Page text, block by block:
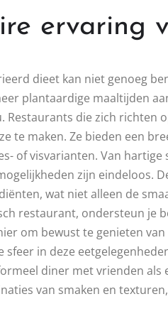
ervaring
dieet kan niet genoeg
plantaardige maaltijden
Restaurants die zich richten
te maken. Ze bieden een
of visvarianten. Van
zijn eindeloos.
wat niet alleen de
restaurant, ondersteun je
om bewust te genieten
sfeer in deze
diner met vrienden
van smaken en